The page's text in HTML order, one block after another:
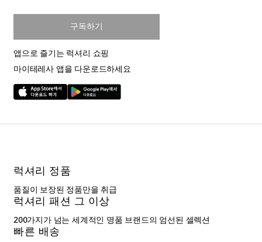
구독하기
앱으로 즐기는 럭셔리 쇼핑
마이테레사 앱을 다운로드하세요
럭셔리 정품
품질이 보장된 정품만을 취급
럭셔리 패션 그 이상
200가지가 넘는 세계적인 명품 브랜드의 엄선된 셀렉션
빠른 배송